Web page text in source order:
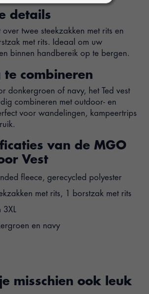
details
over twee steekzakken met rits en
met rits. Ideaal om uw
binnen handbereik op te bergen.
te combineren
donkergroen of navy, het Ted vest
combineren met outdoor- en
voor wandelingen, kampeertrips
van de MGO
Vest
fleece, gerecycled polyester
met rits, 1 borstzak met rits
en navy
misschien ook leuk